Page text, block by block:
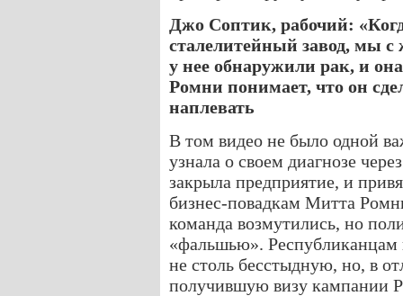
Джо Соптик, рабочий:
сталелитейный завод, мы с
у нее обнаружили рак, и
Ромни понимает, что он
наплевать
В том видео не было одной
узнала о своем диагнозе
закрыла предприятие, и
бизнес-повадкам Митта
команда возмутились, но
«фальшью».
не столь бесстыдную, но, в
получившую визу кампании